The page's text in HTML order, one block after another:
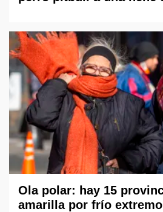
Ola polar: hay 15
amarilla por frío